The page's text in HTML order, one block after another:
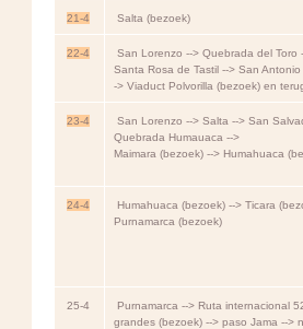
21-4 Salta (bezoek)
22-4
San Lorenzo --> Quebrada del Toro
Santa Rosa de Tastil --> San
-> Viaduct Polvorilla (bezoek) en
23-4
San Lorenzo --> Salta --> San
Quebrada Humauaca -->
Maimara (bezoek) --> Humahuaca
24-4
Humahuaca (bezoek) --> Ticara
Purnamarca (bezoek)
25-4
Purnamarca --> Ruta internacional
grandes (bezoek) --> paso Jama -->